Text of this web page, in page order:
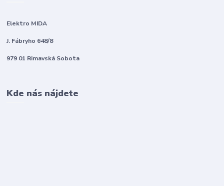
Elektro MIDA
J. Fábryho 648/8
979 01 Rimavská Sobota
Kde nás nájdete